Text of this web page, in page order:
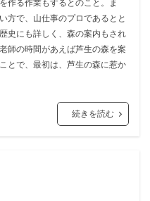
作る作業もするとのこと。ま
方で、山仕事のプロであるとと
史にも詳しく、森の案内もされ
師の時間があえば芦生の森を案
とで、最初は、芦生の森に惹か
続きを読む